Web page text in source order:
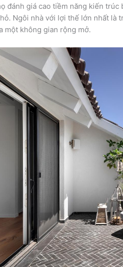
đánh giá cao tiềm năng kiến
Ngôi nhà với lợi thế lớn nhất là
một không gian rộng mở.